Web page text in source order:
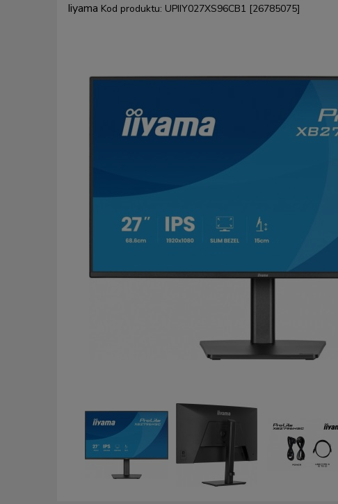
Iiyama Kod produktu: UPIIY027XS96CB1 [26785075]